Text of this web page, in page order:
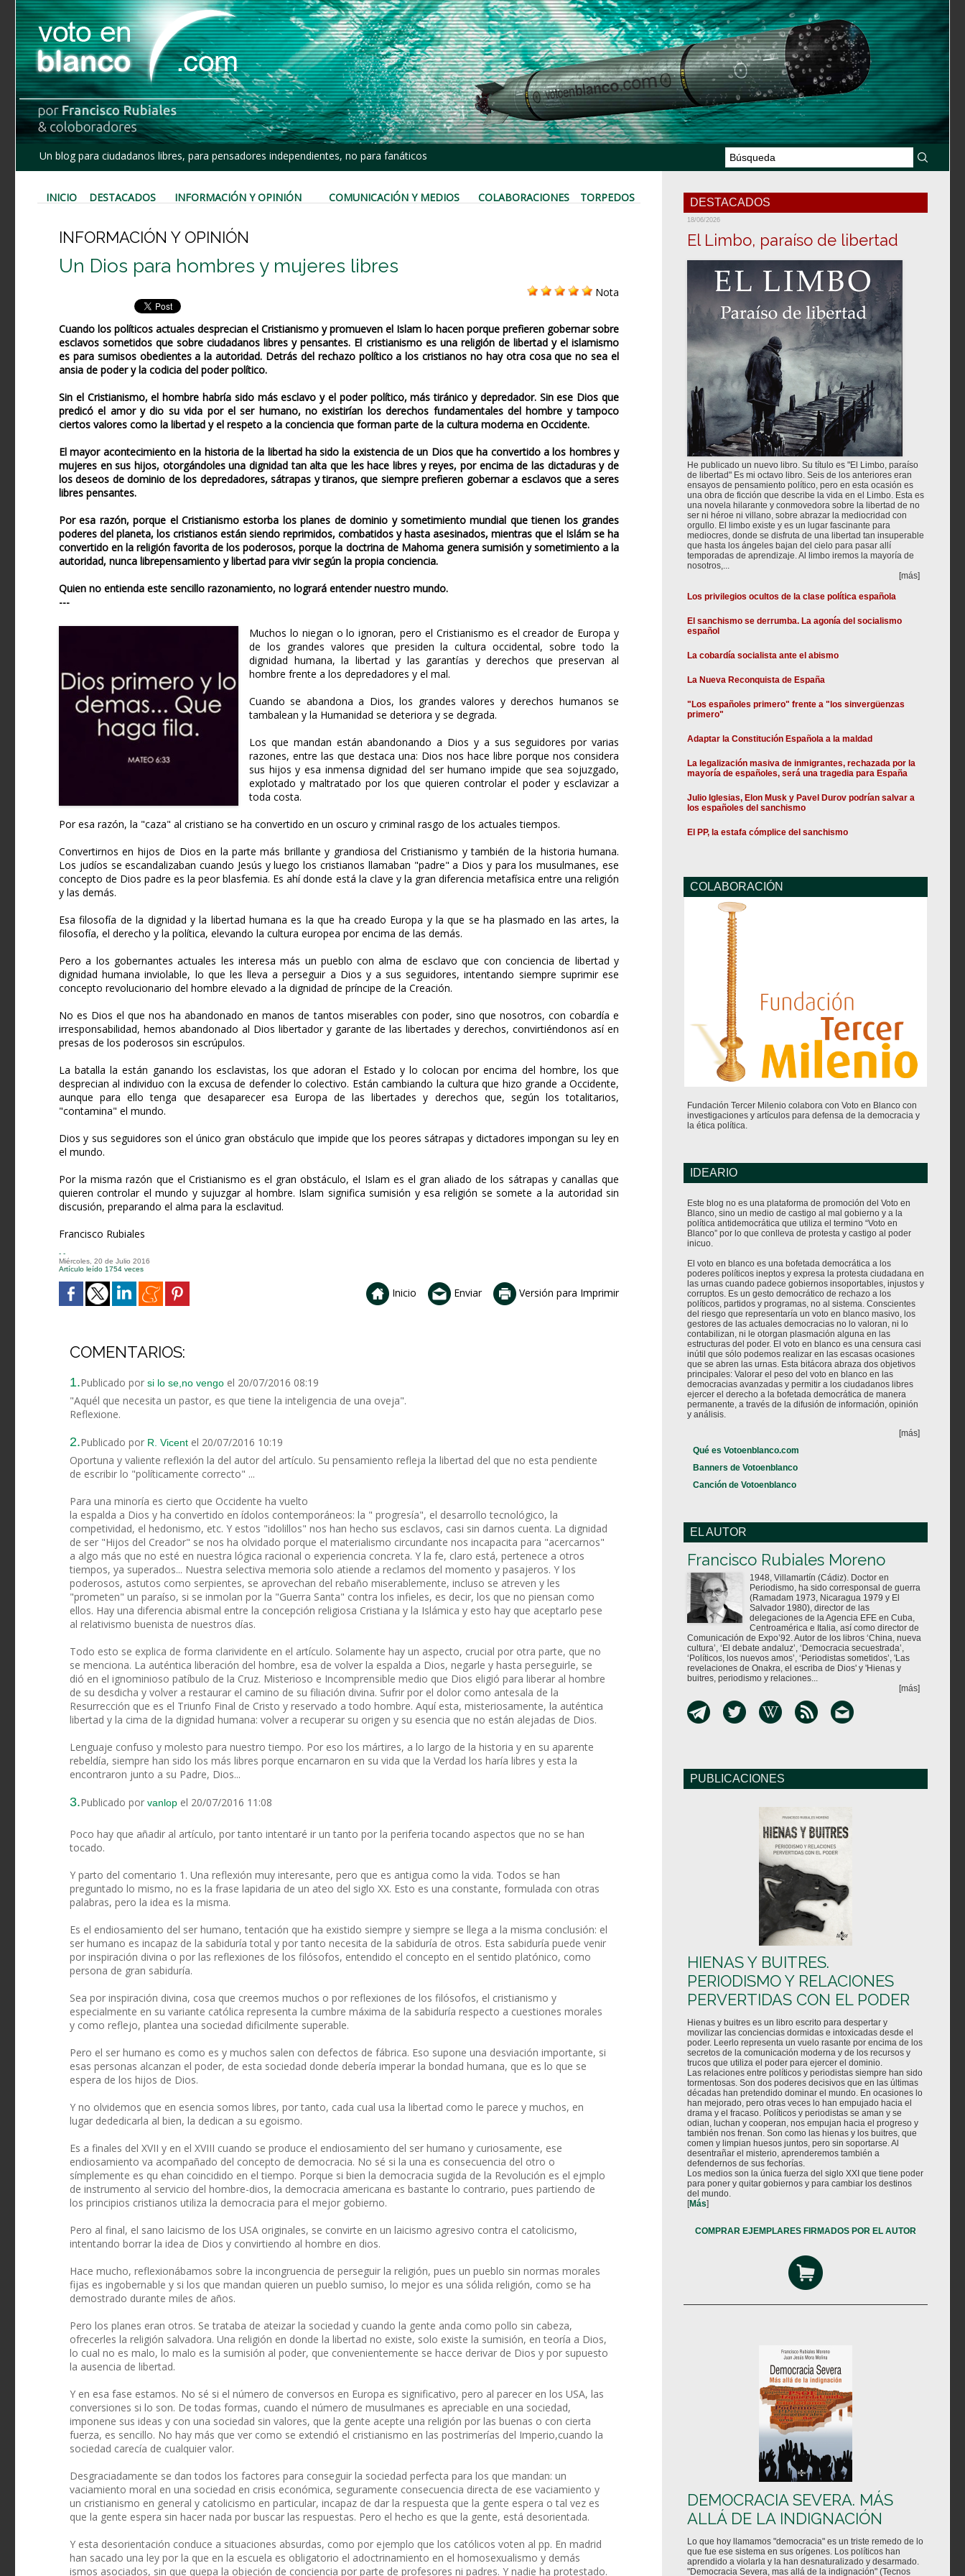
Un blog para ciudadanos libres, para pensadores independientes, no para fanáticos
INICIO DESTACADOS INFORMACIÓN Y OPINIÓN COMUNICACIÓN Y MEDIOS COLABORACIONES TORPEDOS
INFORMACIÓN Y OPINIÓN
Un Dios para hombres y mujeres libres
Nota
Cuando los políticos actuales desprecian el Cristianismo y promueven el Islam lo hacen porque prefieren gobernar sobre
esclavos sometidos que sobre ciudadanos libres y pensantes. El cristianismo es una religión de libertad y el islamismo
es para sumisos obedientes a la autoridad. Detrás del rechazo político a los cristianos no hay otra cosa que no sea el
ansia de poder y la codicia del poder político.
Sin el Cristianismo, el hombre habría sido más esclavo y el poder político, más tiránico y depredador. Sin ese Dios que
predicó el amor y dio su vida por el ser humano, no existirían los derechos fundamentales del hombre y tampoco
ciertos valores como la libertad y el respeto a la conciencia que forman parte de la cultura moderna en Occidente.
El mayor acontecimiento en la historia de la libertad ha sido la existencia de un Dios que ha convertido a los hombres y
mujeres en sus hijos, otorgándoles una dignidad tan alta que les hace libres y reyes, por encima de las dictaduras y de
los deseos de dominio de los depredadores, sátrapas y tiranos, que siempre prefieren gobernar a esclavos que a seres
libres pensantes.
Por esa razón, porque el Cristianismo estorba los planes de dominio y sometimiento mundial que tienen los grandes
poderes del planeta, los cristianos están siendo reprimidos, combatidos y hasta asesinados, mientras que el Islám se ha
convertido en la religión favorita de los poderosos, porque la doctrina de Mahoma genera sumisión y sometimiento a la
autoridad, nunca librepensamiento y libertad para vivir según la propia conciencia.
Quien no entienda este sencillo razonamiento, no logrará entender nuestro mundo.
---
Muchos lo niegan o lo ignoran, pero el Cristianismo es el creador de Europa y
de los grandes valores que presiden la cultura occidental, sobre todo la
dignidad humana, la libertad y las garantías y derechos que preservan al
hombre frente a los depredadores y el mal.
Cuando se abandona a Dios, los grandes valores y derechos humanos se
tambalean y la Humanidad se deteriora y se degrada.
Los que mandan están abandonando a Dios y a sus seguidores por varias
razones, entre las que destaca una: Dios nos hace libre porque nos considera
sus hijos y esa inmensa dignidad del ser humano impide que sea sojuzgado,
explotado y maltratado por los que quieren controlar el poder y esclavizar a
toda costa.
Por esa razón, la "caza" al cristiano se ha convertido en un oscuro y criminal rasgo de los actuales tiempos.
Convertirnos en hijos de Dios en la parte más brillante y grandiosa del Cristianismo y también de la historia humana.
Los judíos se escandalizaban cuando Jesús y luego los cristianos llamaban "padre" a Dios y para los musulmanes, ese
concepto de Dios padre es la peor blasfemia. Es ahí donde está la clave y la gran diferencia metafísica entre una religión
y las demás.
Esa filosofía de la dignidad y la libertad humana es la que ha creado Europa y la que se ha plasmado en las artes, la
filosofía, el derecho y la política, elevando la cultura europea por encima de las demás.
Pero a los gobernantes actuales les interesa más un pueblo con alma de esclavo que con conciencia de libertad y
dignidad humana inviolable, lo que les lleva a perseguir a Dios y a sus seguidores, intentando siempre suprimir ese
concepto revolucionario del hombre elevado a la dignidad de príncipe de la Creación.
No es Dios el que nos ha abandonado en manos de tantos miserables con poder, sino que nosotros, con cobardía e
irresponsabilidad, hemos abandonado al Dios libertador y garante de las libertades y derechos, convirtiéndonos así en
presas de los poderosos sin escrúpulos.
La batalla la están ganando los esclavistas, los que adoran el Estado y lo colocan por encima del hombre, los que
desprecian al individuo con la excusa de defender lo colectivo. Están cambiando la cultura que hizo grande a Occidente,
aunque para ello tenga que desaparecer esa Europa de las libertades y derechos que, según los totalitarios,
"contamina" el mundo.
Dios y sus seguidores son el único gran obstáculo que impide que los peores sátrapas y dictadores impongan su ley en
el mundo.
Por la misma razón que el Cristianismo es el gran obstáculo, el Islam es el gran aliado de los sátrapas y canallas que
quieren controlar el mundo y sujuzgar al hombre. Islam significa sumisión y esa religión se somete a la autoridad sin
discusión, preparando el alma para la esclavitud.
Francisco Rubiales
- -
Miércoles, 20 de Julio 2016
Artículo leído 1754 veces
Inicio Enviar Versión para Imprimir
COMENTARIOS:
1.Publicado por si lo se,no vengo el 20/07/2016 08:19
"Aquél que necesita un pastor, es que tiene la inteligencia de una oveja".
Reflexione.
2.Publicado por R. Vicent el 20/07/2016 10:19
Oportuna y valiente reflexión la del autor del artículo. Su pensamiento refleja la libertad del que no esta pendiente
de escribir lo "políticamente correcto" ...
Para una minoría es cierto que Occidente ha vuelto
la espalda a Dios y ha convertido en ídolos contemporáneos: la " progresía", el desarrollo tecnológico, la
competividad, el hedonismo, etc. Y estos "idolillos" nos han hecho sus esclavos, casi sin darnos cuenta. La dignidad
de ser "Hijos del Creador" se nos ha olvidado porque el materialismo circundante nos incapacita para "acercarnos"
a algo más que no esté en nuestra lógica racional o experiencia concreta. Y la fe, claro está, pertenece a otros
tiempos, ya superados... Nuestra selectiva memoria solo atiende a reclamos del momento y pasajeros. Y los
poderosos, astutos como serpientes, se aprovechan del rebaño miserablemente, incluso se atreven y les
"prometen" un paraíso, si se inmolan por la "Guerra Santa" contra los infieles, es decir, los que no piensan como
ellos. Hay una diferencia abismal entre la concepción religiosa Cristiana y la Islámica y esto hay que aceptarlo pese
al relativismo buenista de nuestros días.
Todo esto se explica de forma clarividente en el artículo. Solamente hay un aspecto, crucial por otra parte, que no
se menciona. La auténtica liberación del hombre, esa de volver la espalda a Dios, negarle y hasta perseguirle, se
dió en el ignominioso patíbulo de la Cruz. Misterioso e Incomprensible medio que Dios eligió para liberar al hombre
de su desdicha y volver a restaurar el camino de su filiación divina. Sufrir por el dolor como antesala de la
Resurrección que es el Triunfo Final de Cristo y reservado a todo hombre. Aquí esta, misteriosamente, la auténtica
libertad y la cima de la dignidad humana: volver a recuperar su origen y su esencia que no están alejadas de Dios.
Lenguaje confuso y molesto para nuestro tiempo. Por eso los mártires, a lo largo de la historia y en su aparente
rebeldía, siempre han sido los más libres porque encarnaron en su vida que la Verdad los haría libres y esta la
encontraron junto a su Padre, Dios...
3.Publicado por vanlop el 20/07/2016 11:08
Poco hay que añadir al artículo, por tanto intentaré ir un tanto por la periferia tocando aspectos que no se han
tocado.
Y parto del comentario 1. Una reflexión muy interesante, pero que es antigua como la vida. Todos se han
preguntado lo mismo, no es la frase lapidaria de un ateo del siglo XX. Esto es una constante, formulada con otras
palabras, pero la idea es la misma.
Es el endiosamiento del ser humano, tentación que ha existido siempre y siempre se llega a la misma conclusión: el
ser humano es incapaz de la sabiduría total y por tanto necesita de la sabiduría de otros. Esta sabiduría puede venir
por inspiración divina o por las reflexiones de los filósofos, entendido el concepto en el sentido platónico, como
persona de gran sabiduría.
Sea por inspiración divina, cosa que creemos muchos o por reflexiones de los filósofos, el cristianismo y
especialmente en su variante católica representa la cumbre máxima de la sabiduría respecto a cuestiones morales
y como reflejo, plantea una sociedad dificilmente superable.
Pero el ser humano es como es y muchos salen con defectos de fábrica. Eso supone una desviación importante, si
esas personas alcanzan el poder, de esta sociedad donde debería imperar la bondad humana, que es lo que se
espera de los hijos de Dios.
Y no olvidemos que en esencia somos libres, por tanto, cada cual usa la libertad como le parece y muchos, en
lugar dededicarla al bien, la dedican a su egoismo.
Es a finales del XVII y en el XVIII cuando se produce el endiosamiento del ser humano y curiosamente, ese
endiosamiento va acompañado del concepto de democracia. No sé si la una es consecuencia del otro o
símplemente es qu ehan coincidido en el tiempo. Porque si bien la democracia sugida de la Revolución es el ejmplo
de instrumento al servicio del hombre-dios, la democracia americana es bastante lo contrario, pues partiendo de
los principios cristianos utiliza la democracia para el mejor gobierno.
Pero al final, el sano laicismo de los USA originales, se convirte en un laicismo agresivo contra el catolicismo,
intentando borrar la idea de Dios y convirtiendo al hombre en dios.
Hace mucho, reflexionábamos sobre la incongruencia de perseguir la religión, pues un pueblo sin normas morales
fijas es ingobernable y si los que mandan quieren un pueblo sumiso, lo mejor es una sólida religión, como se ha
demostrado durante miles de años.
Pero los planes eran otros. Se trataba de ateizar la sociedad y cuando la gente anda como pollo sin cabeza,
ofrecerles la religión salvadora. Una religión en donde la libertad no existe, solo existe la sumisión, en teoría a Dios,
lo cual no es malo, lo malo es la sumisión al poder, que convenientemente se hacce derivar de Dios y por supuesto
la ausencia de libertad.
Y en esa fase estamos. No sé si el número de conversos en Europa es significativo, pero al parecer en los USA, las
conversiones si lo son. De todas formas, cuando el número de musulmanes es apreciable en una sociedad,
imponene sus ideas y con una sociedad sin valores, que la gente acepte una religión por las buenas o con cierta
fuerza, es sencillo. No hay más que ver como se extendió el cristianismo en las postrimerías del Imperio,cuando la
sociedad carecía de cualquier valor.
Desgraciadamente se dan todos los factores para conseguir la sociedad perfecta para los que mandan: un
vaciamiento moral en una sociedad en crisis económica, seguramente consecuencia directa de ese vaciamiento y
un cristianismo en general y catolicismo en particular, incapaz de dar la respuesta que la gente espera o tal vez es
que la gente espera sin hacer nada por buscar las respuestas. Pero el hecho es que la gente, está desorientada.
Y esta desorientación conduce a situaciones absurdas, como por ejemplo que los católicos voten al pp. En madrid
han sacado una ley por la que en la escuela es obligatorio el adoctrinamiento en el homosexualismo y demás
ismos asociados, sin que quepa la objeción de conciencia por parte de profesores ni padres. Y nadie ha protestado.
DESTACADOS
18/06/2026
El Limbo, paraíso de libertad
He publicado un nuevo libro. Su título es "El Limbo, paraíso
de libertad" Es mi octavo libro. Seis de los anteriores eran
ensayos de pensamiento político, pero en esta ocasión es
una obra de ficción que describe la vida en el Limbo. Esta es
una novela hilarante y conmovedora sobre la libertad de no
ser ni héroe ni villano, sobre abrazar la mediocridad con
orgullo. El limbo existe y es un lugar fascinante para
mediocres, donde se disfruta de una libertad tan insuperable
que hasta los ángeles bajan del cielo para pasar allí
temporadas de aprendizaje. Al limbo iremos la mayoría de
nosotros,...
[más]
Los privilegios ocultos de la clase política española
El sanchismo se derrumba. La agonía del socialismo
español
La cobardía socialista ante el abismo
La Nueva Reconquista de España
"Los españoles primero" frente a "los sinvergüenzas
primero"
Adaptar la Constitución Española a la maldad
La legalización masiva de inmigrantes, rechazada por la
mayoría de españoles, será una tragedia para España
Julio Iglesias, Elon Musk y Pavel Durov podrían salvar a
los españoles del sanchismo
El PP, la estafa cómplice del sanchismo
COLABORACIÓN
Fundación Tercer Milenio colabora con Voto en Blanco con
investigaciones y artículos para defensa de la democracia y
la ética política.
IDEARIO
Este blog no es una plataforma de promoción del Voto en
Blanco, sino un medio de castigo al mal gobierno y a la
política antidemocrática que utiliza el termino “Voto en
Blanco” por lo que conlleva de protesta y castigo al poder
inicuo.
El voto en blanco es una bofetada democrática a los
poderes políticos ineptos y expresa la protesta ciudadana en
las urnas cuando padece gobiernos insoportables, injustos y
corruptos. Es un gesto democrático de rechazo a los
políticos, partidos y programas, no al sistema. Conscientes
del riesgo que representaría un voto en blanco masivo, los
gestores de las actuales democracias no lo valoran, ni lo
contabilizan, ni le otorgan plasmación alguna en las
estructuras del poder. El voto en blanco es una censura casi
inútil que sólo podemos realizar en las escasas ocasiones
que se abren las urnas. Esta bitácora abraza dos objetivos
principales: Valorar el peso del voto en blanco en las
democracias avanzadas y permitir a los ciudadanos libres
ejercer el derecho a la bofetada democrática de manera
permanente, a través de la difusión de información, opinión
y análisis.
[más]
Qué es Votoenblanco.com
Banners de Votoenblanco
Canción de Votoenblanco
EL AUTOR
Francisco Rubiales Moreno
1948, Villamartín (Cádiz). Doctor en
Periodismo, ha sido corresponsal de guerra
(Ramadam 1973, Nicaragua 1979 y El
Salvador 1980), director de las
delegaciones de la Agencia EFE en Cuba,
Centroamérica e Italia, así como director de
Comunicación de Expo’92. Autor de los libros ‘China, nueva
cultura’, ‘El debate andaluz’, ‘Democracia secuestrada’,
‘Políticos, los nuevos amos’, ‘Periodistas sometidos’, 'Las
revelaciones de Onakra, el escriba de Dios' y 'Hienas y
buitres, periodismo y relaciones...
[más]
PUBLICACIONES
HIENAS Y BUITRES.
PERIODISMO Y RELACIONES
PERVERTIDAS CON EL PODER
Hienas y buitres es un libro escrito para despertar y
movilizar las conciencias dormidas e intoxicadas desde el
poder. Leerlo representa un vuelo rasante por encima de los
secretos de la comunicación moderna y de los recursos y
trucos que utiliza el poder para ejercer el dominio.
Las relaciones entre políticos y periodistas siempre han sido
tormentosas. Son dos poderes decisivos que en las últimas
décadas han pretendido dominar el mundo. En ocasiones lo
han mejorado, pero otras veces lo han empujado hacia el
drama y el fracaso. Políticos y periodistas se aman y se
odian, luchan y cooperan, nos empujan hacia el progreso y
también nos frenan. Son como las hienas y los buitres, que
comen y limpian huesos juntos, pero sin soportarse. Al
desentrañar el misterio, aprenderemos también a
defendernos de sus fechorías.
Los medios son la única fuerza del siglo XXI que tiene poder
para poner y quitar gobiernos y para cambiar los destinos
del mundo.
[Más]
COMPRAR EJEMPLARES FIRMADOS POR EL AUTOR
DEMOCRACIA SEVERA. MÁS
ALLÁ DE LA INDIGNACIÓN
Lo que hoy llamamos "democracia" es un triste remedo de lo
que fue ese sistema en sus orígenes. Los políticos han
aprendido a violarla y la han desnaturalizado y desarmado.
"Democracia Severa, mas allá de la indignación" (Tecnos